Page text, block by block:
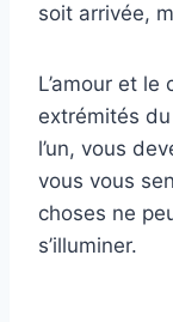
soit arrivée,
L’amour et le
extrémités
l’un, vous
vous vous
choses ne
s’illuminer.